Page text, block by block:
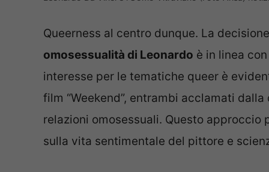
Queerness al centro dunque. La
omosessualità di Leonardo è in linea
interesse per le tematiche queer è
film “Weekend”, entrambi acclamati
relazioni omosessuali. Questo
sulla vita sentimentale del pittore e